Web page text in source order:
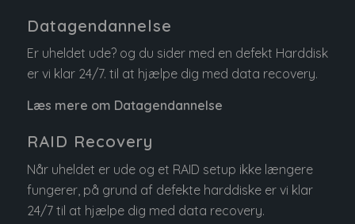
Datagendannelse
Er uheldet ude? og du sider med en defekt Harddisk
er vi klar 24/7. til at hjælpe dig med data recovery.
Læs mere om Datagendannelse
RAID Recovery
Når uheldet er ude og et RAID setup ikke længere
fungerer, på grund af defekte harddiske er vi klar
24/7 til at hjælpe dig med data recovery.